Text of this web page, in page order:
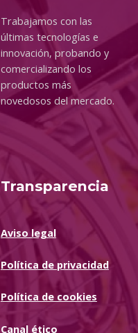
Trabajamos con las
últimas tecnologías e
innovación, probando y
comercializando los
productos más
novedosos del mercado.
Transparencia
Aviso legal
Política de privacidad
Política de cookies
Canal ético